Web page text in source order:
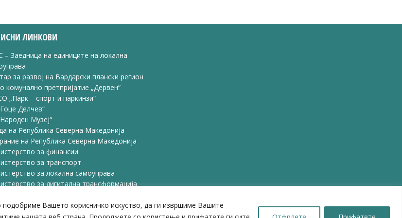
Вашето корисничко искуство, да ги извршиме Вашите
ЛИНКОВИ
– Заедница на единиците на локална
за развој на Вардарски плански регион
комунално претпријатие „Дервен“
„Парк – спорт и паркинзи“
Делчев“
Музеј“
на Република Северна Македонија
на Република Северна Македонија
за финансии
за транспорт
за локална самоуправа
за дигитална трансформација
за образование и наука